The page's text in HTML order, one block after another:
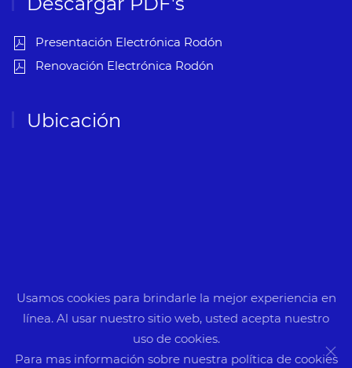
Presentación Electrónica Rodón
Renovación Electrónica Rodón
Ubicación
Electrónica Rodón. Todos los derechos reservados.
Designed byIndianWebs.
Usamos cookies para brindarle la mejor experiencia en
línea. Al usar nuestro sitio web, usted acepta nuestro
uso de cookies.
Para mas información sobre nuestra política de cookies